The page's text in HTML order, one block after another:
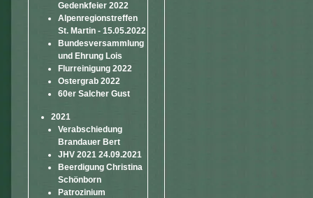
Gedenkfeier 2022
Alpenregionstreffen
St. Martin - 15.05.2022
Bundesversammlung
und Ehrung Lois
Flurreinigung 2022
Ostergrab 2022
60er Salcher Gust
2021
Verabschiedung
Brandauer Bert
JHV 2021 24.09.2021
Beerdigung Christina
Schönborn
Patrozinium